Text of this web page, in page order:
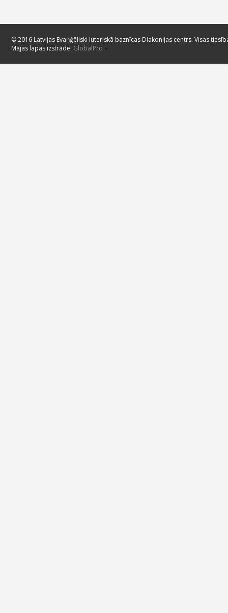
© 2016 Latvijas Evaņģēliski luteriskā baznīcas Diakonijas centrs. Visas
Mājas lapas izstrāde: GlobalPro »